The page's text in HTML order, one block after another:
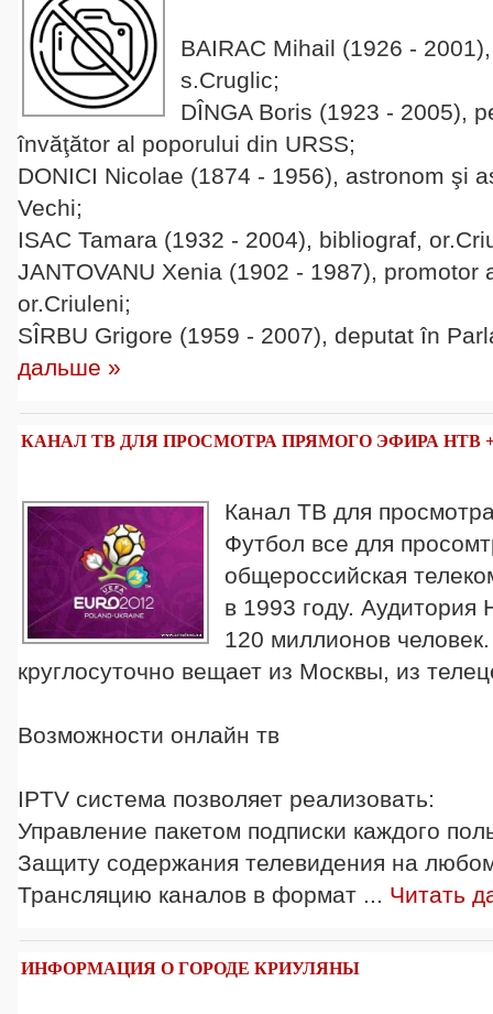
BAIRAC Mihail (1926 -
s.Cruglic;
DÎNGA Boris (1923 - 2005),
învăţător al poporului din URSS;
DONICI Nicolae (1874 - 1956), astronom şi
Vechi;
ISAC Tamara (1932 - 2004), bibliograf,
JANTOVANU Xenia (1902 - 1987),
or.Criuleni;
SÎRBU Grigore (1959 - 2007), deputat în
дальше »
КАНАЛ ТВ ДЛЯ ПРОСМОТРА ПРЯМОГО ЭФИРА НТВ
Канал ТВ для
Футбол все для
общероссийская
в 1993 году.
120 миллионов
круглосуточно вещает из Москвы, из
Возможности онлайн тв
IPTV система позволяет реализовать:
Управление пакетом подписки каждого
Защиту содержания телевидения на
Трансляцию каналов в формат ... Читать
ИНФОРМАЦИЯ О ГОРОДЕ КРИУЛЯНЫ